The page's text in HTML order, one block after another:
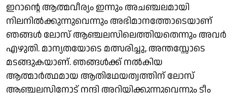
ഇറാന്റെ ആത്മവീര്യം ഇന്നും അചഞ്ചലമായി
നിലനിൽക്കുന്നുവെന്നും അഭിമാനത്തോടെയാണ്
ഞങ്ങൾ ലോസ് ആഞ്ചലസിലെത്തിയതെന്നും അവർ
എഴുതി. മാന്യതയോടെ മത്സരിച്ചു, അന്തസ്സോടെ
മടങ്ങുകയാണ്. ഞങ്ങൾക്ക് നൽകിയ
ആത്മാർത്ഥമായ ആതിഥേയത്വത്തിന് ലോസ്
ആഞ്ചലസിനോട് നന്ദി അറിയിക്കുന്നുവെന്നും ടീം